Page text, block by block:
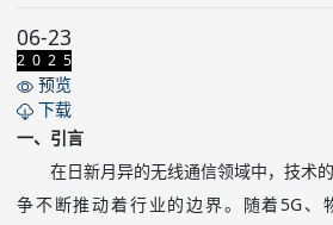
06-23
2 0 2 5
预览
下载
一、引言
在日新月异的无线通信领域中，技术
争不断推动着行业的边界。随着 5G、